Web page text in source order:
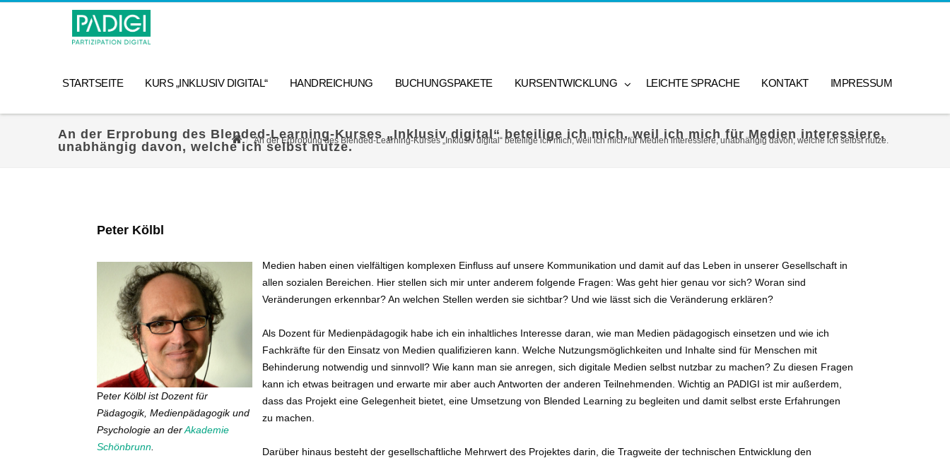
STARTSEITE KURS „INKLUSIV DIGITAL“ HANDREICHUNG BUCHUNGSPAKETE KURSENTWICKLUNG LEICHTE SPRACHE KONTAKT IMPRESSUM
An der Erprobung des Blended-Learning-Kurses „Inklusiv digital“ beteilige ich mich, weil ich mich für Medien interessiere,
unabhängig davon, welche ich selbst nutze.An der Erprobung des Blended-Learning-Kurses „Inklusiv digital“ beteilige ich mich, weil ich mich für Medien interessiere, unabhängig davon, welche ich selbst nutze.
Peter Kölbl
Peter Kölbl ist Dozent für
Pädagogik, Medienpädagogik und
Psychologie an derAkademie
Schönbrunn
Medien haben einen vielfältigen komplexen Einfluss auf unsere Kommunikation und damit auf das Leben in unserer Gesellschaft in
allen sozialen Bereichen. Hier stellen sich mir unter anderem folgende Fragen: Was geht hier genau vor sich? Woran sind
Veränderungen erkennbar? An welchen Stellen werden sie sichtbar? Und wie lässt sich die Veränderung erklären?
Als Dozent für Medienpädagogik habe ich ein inhaltliches Interesse daran, wie man Medien pädagogisch einsetzen und wie ich
Fachkräfte für den Einsatz von Medien qualifizieren kann. Welche Nutzungsmöglichkeiten und Inhalte sind für Menschen mit
Behinderung notwendig und sinnvoll? Wie kann man sie anregen, sich digitale Medien selbst nutzbar zu machen? Zu diesen Fragen
kann ich etwas beitragen und erwarte mir aber auch Antworten der anderen Teilnehmenden. Wichtig an PADIGI ist mir außerdem,
dass das Projekt eine Gelegenheit bietet, eine Umsetzung von Blended Learning zu begleiten und damit selbst erste Erfahrungen
zu machen.
Darüber hinaus besteht der gesellschaftliche Mehrwert des Projektes darin, die Tragweite der technischen Entwicklung den